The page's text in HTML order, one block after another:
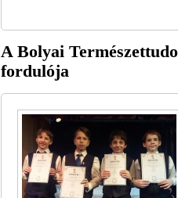
A Bolyai
fordulója